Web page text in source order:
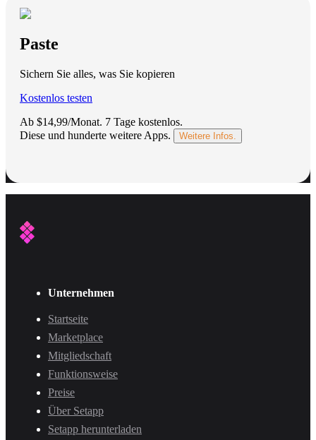
Paste
Sichern Sie alles, was Sie kopieren
Kostenlos testen
Ab $14,99/Monat. 7 Tage kostenlos.
Diese und hunderte weitere Apps.
Weitere Infos.
Unternehmen
Startseite
Marketplace
Mitgliedschaft
Funktionsweise
Preise
Über Setapp
Setapp herunterladen